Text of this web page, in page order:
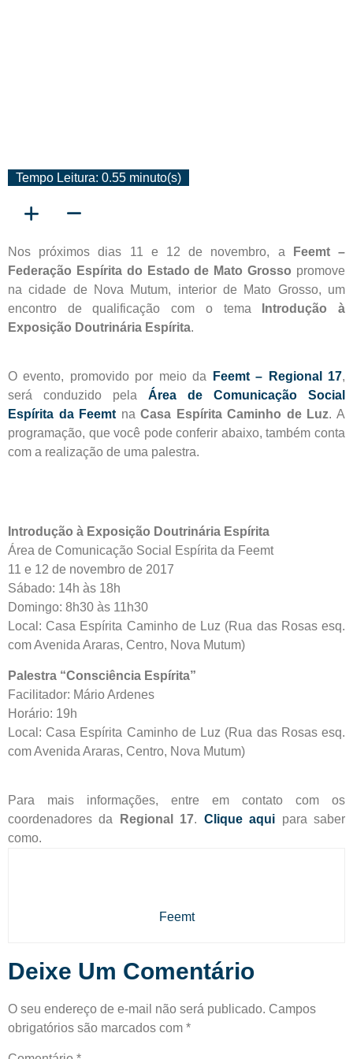
Tempo Leitura: 0.55 minuto(s)
Nos próximos dias 11 e 12 de novembro, a
Feemt –
Federação Espírita do Estado de Mato Grosso promove
na cidade de Nova Mutum, interior de Mato Grosso, um
encontro de qualificação com o tema
Introdução à
Exposição Doutrinária Espírita.
O evento, promovido por meio da Feemt – Regional 17,
será conduzido pela Área de Comunicação Social
Espírita da Feemt naCasa Espírita Caminho de Luz. A
programação, que você pode conferir abaixo, também conta
com a realização de uma palestra.
Introdução à Exposição Doutrinária Espírita
Área de Comunicação Social Espírita da Feemt
11 e 12 de novembro de 2017
Sábado: 14h às 18h
Domingo: 8h30 às 11h30
Local: Casa Espírita Caminho de Luz (Rua das Rosas esq.
com Avenida Araras, Centro, Nova Mutum)
Palestra “Consciência Espírita”
Facilitador: Mário Ardenes
Horário: 19h
Local: Casa Espírita Caminho de Luz (Rua das Rosas esq.
com Avenida Araras, Centro, Nova Mutum)
Para mais informações, entre em contato com os
coordenadores da
Regional 17. Clique aqui para saber
como.
Feemt
Deixe Um Comentário
O seu endereço de e-mail não será publicado. Campos
obrigatórios são marcados com *